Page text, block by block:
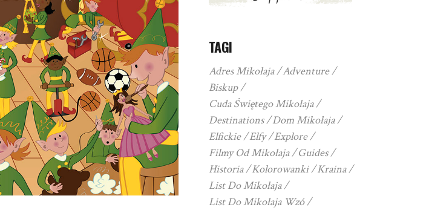
TAGI
Adres Mikołaja
Adventure
Biskup
Cuda Świętego Mikołaja
Destinations
Dom Mikołaja
Elfickie
Elfy
Explore
Filmy Od Mikołaja
Guides
Historia
Kolorowanki
Kraina
List Do Mikołaja
List Do Mikołaja Wzó